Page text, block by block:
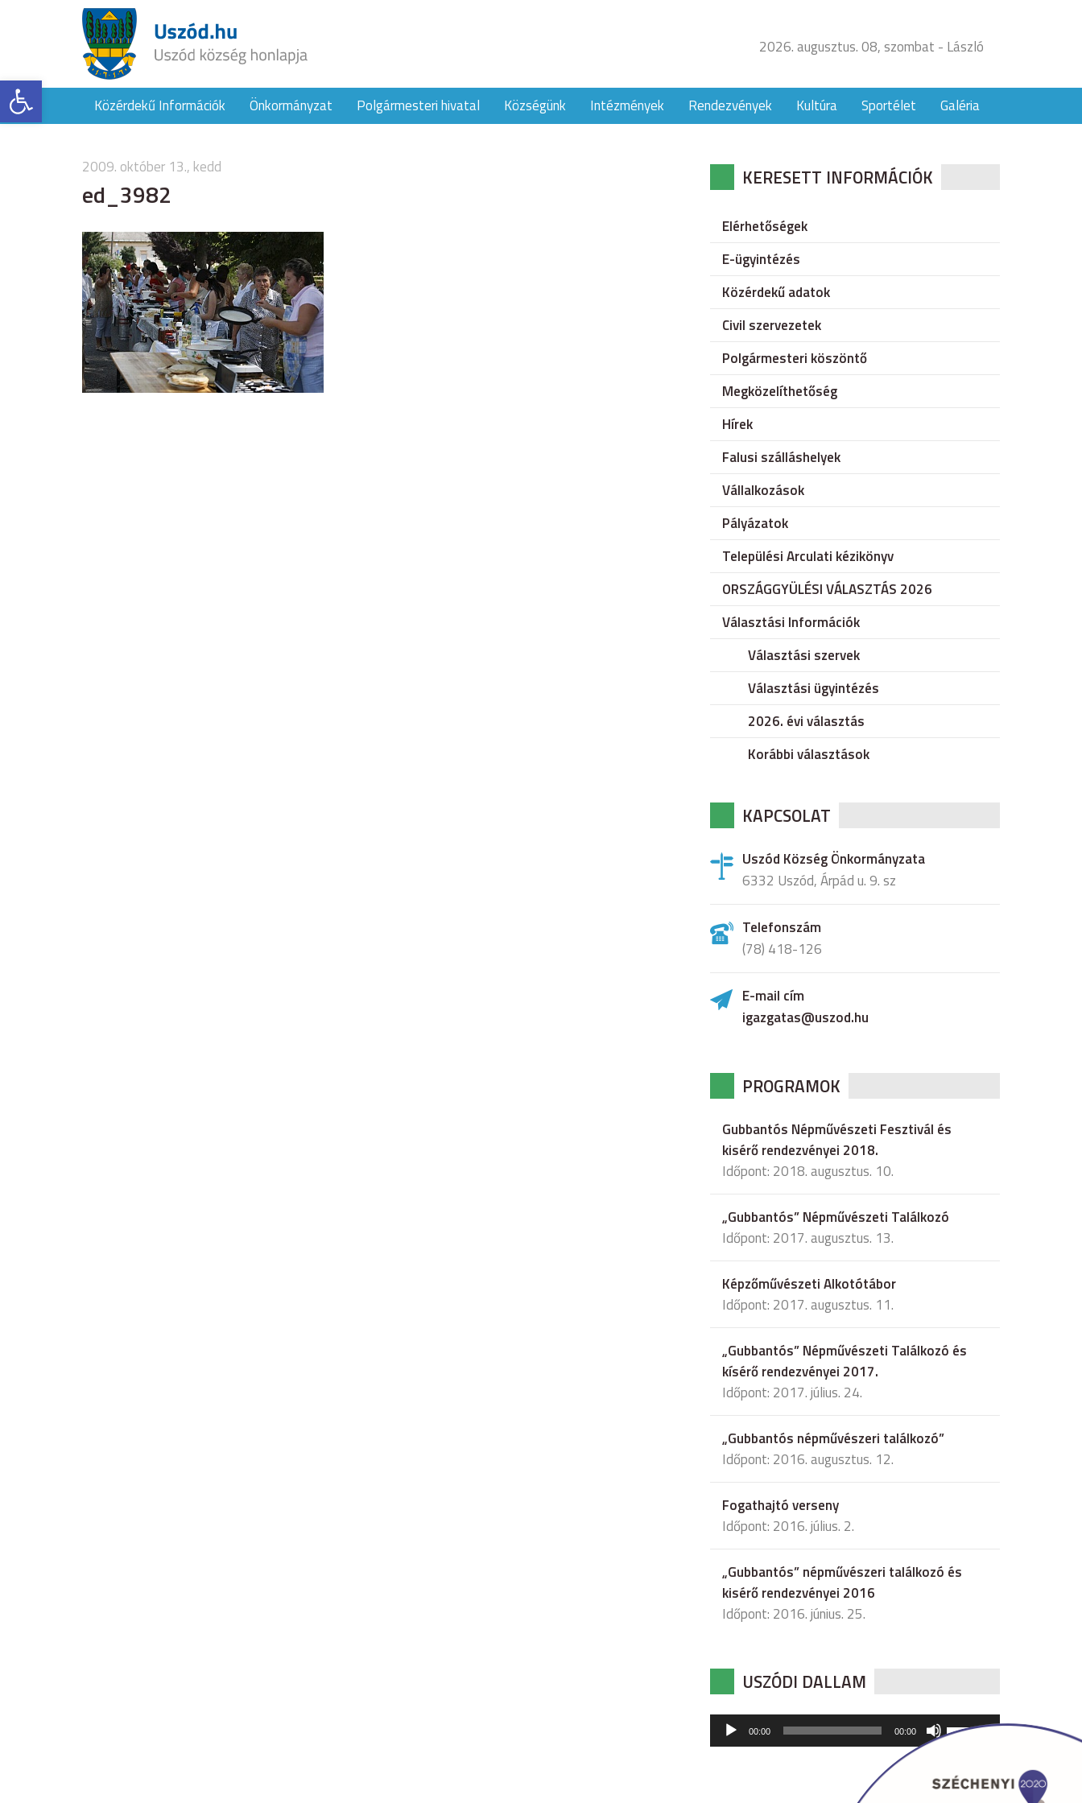
Eszköztár megnyitása
2026. augusztus. 08, szombat - László
Közérdekű Információk Önkormányzat Polgármesteri hivatal Községünk Intézmények Rendezvények Kultúra Sportélet Galéria
2009. október 13., kedd
ed_3982 KERESETT INFORMÁCIÓK
Elérhetőségek
E-ügyintézés
Közérdekű adatok
Civil szervezetek
Polgármesteri köszöntő
Megközelíthetőség
Hírek
Falusi szálláshelyek
Vállalkozások
Pályázatok
Települési Arculati kézikönyv
ORSZÁGGYÜLÉSI VÁLASZTÁS 2026
Választási Információk
Választási szervek
Választási ügyintézés
2026. évi választás
Korábbi választások
KAPCSOLAT
Uszód Község Önkormányzata
6332 Uszód, Árpád u. 9. sz
Telefonszám
(78) 418-126
E-mail cím
igazgatas@uszod.hu
PROGRAMOK
Gubbantós Népművészeti Fesztivál és
kisérő rendezvényei 2018.
Időpont: 2018. augusztus. 10.
„Gubbantós” Népművészeti Találkozó
Időpont: 2017. augusztus. 13.
Képzőművészeti Alkotótábor
Időpont: 2017. augusztus. 11.
„Gubbantós” Népművészeti Találkozó és
kísérő rendezvényei 2017.
Időpont: 2017. július. 24.
„Gubbantós népművészeri találkozó”
Időpont: 2016. augusztus. 12.
Fogathajtó verseny
Időpont: 2016. július. 2.
„Gubbantós” népművészeri találkozó és
kisérő rendezvényei 2016
Időpont: 2016. június. 25.
USZÓDI DALLAM
Audió
lejátszó
00:00 00:00
hangerő
csökkentéséhez